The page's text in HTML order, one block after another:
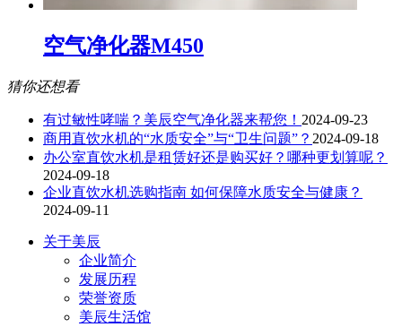
空气净化器M450
猜你还想看
有过敏性哮喘？美辰空气净化器来帮您！ 2024-09-23
商用直饮水机的“水质安全”与“卫生问题”？ 2024-09-18
办公室直饮水机是租赁好还是购买好？哪种更划算呢？
2024-09-18
企业直饮水机选购指南 如何保障水质安全与健康？
2024-09-11
关于美辰
企业简介
发展历程
荣誉资质
美辰生活馆